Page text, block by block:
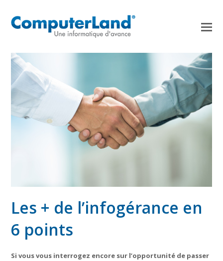
Les + de l’infogérance en
6 points
Si vous vous interrogez encore sur l’opportunité de passer